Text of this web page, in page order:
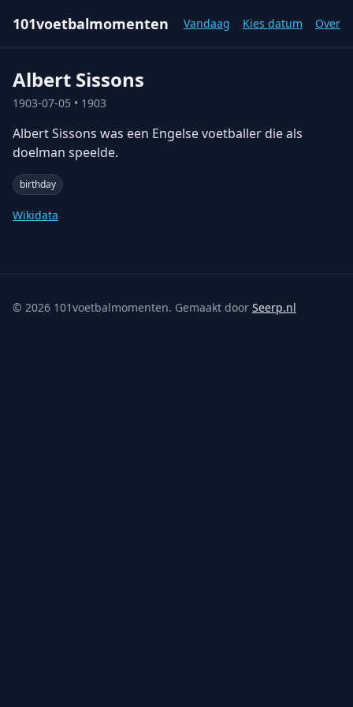
101voetbalmomenten Vandaag Kies datum Over
Albert Sissons
1903-07-05 • 1903
Albert Sissons was een Engelse voetballer die als
doelman speelde.
birthday
Wikidata
© 2026 101voetbalmomenten. Gemaakt door Seerp.nl